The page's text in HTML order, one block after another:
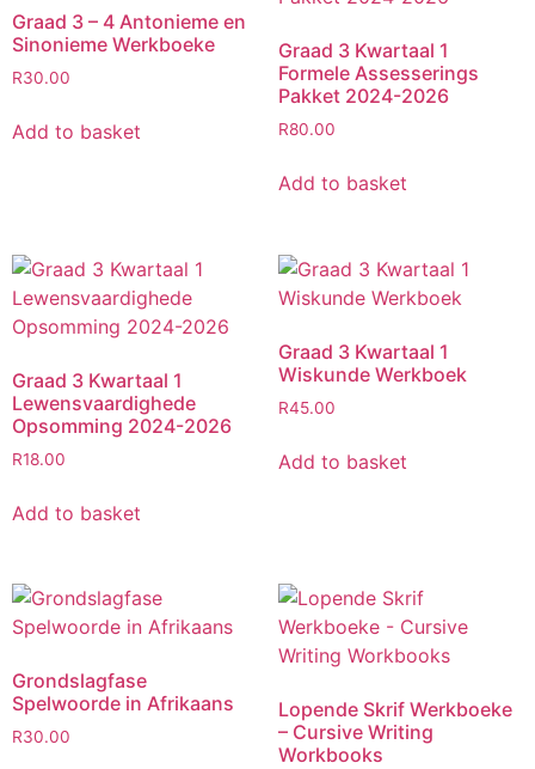
Graad 3 – 4 Antonieme en
Sinonieme Werkboeke
R30.00
Add to basket
Graad 3 Kwartaal 1
Formele Assesserings
Pakket 2024-2026
R80.00
Add to basket
Graad 3 Kwartaal 1
Lewensvaardighede
Opsomming 2024-2026
R18.00
Add to basket
Graad 3 Kwartaal 1
Wiskunde Werkboek
R45.00
Add to basket
Grondslagfase
Spelwoorde in Afrikaans
R30.00
Lopende Skrif Werkboeke
– Cursive Writing
Workbooks